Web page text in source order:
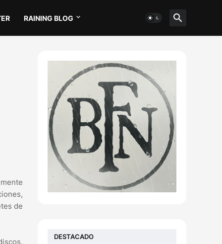
RAINING BLOG
de
DESTACADO